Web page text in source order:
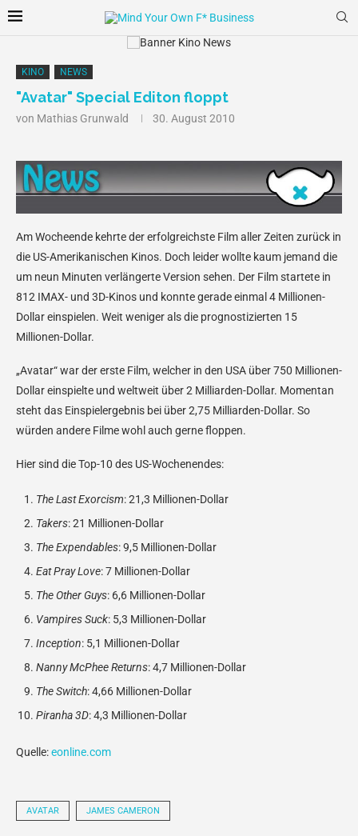
KINO NEWS
"Avatar" Special Editon floppt
von Mathias Grunwald 30. August 2010
Am Wocheende kehrte der erfolgreichste Film aller Zeiten zurück in
die US-Amerikanischen Kinos. Doch leider wollte kaum jemand die
um neun Minuten verlängerte Version sehen. Der Film startete in
812 IMAX- und 3D-Kinos und konnte gerade einmal 4 Millionen-
Dollar einspielen. Weit weniger als die prognostizierten 15
Millionen-Dollar.
„Avatar“ war der erste Film, welcher in den USA über 750 Millionen-
Dollar einspielte und weltweit über 2 Milliarden-Dollar. Momentan
steht das Einspielergebnis bei über 2,75 Milliarden-Dollar. So
würden andere Filme wohl auch gerne floppen.
Hier sind die Top-10 des US-Wochenendes:
The Last Exorcism: 21,3 Millionen-Dollar
Takers: 21 Millionen-Dollar
The Expendables: 9,5 Millionen-Dollar
Eat Pray Love: 7 Millionen-Dollar
The Other Guys: 6,6 Millionen-Dollar
Vampires Suck: 5,3 Millionen-Dollar
Inception: 5,1 Millionen-Dollar
Nanny McPhee Returns: 4,7 Millionen-Dollar
The Switch: 4,66 Millionen-Dollar
Piranha 3D: 4,3 Millionen-Dollar
Quelle:eonline.com
AVATAR JAMES CAMERON